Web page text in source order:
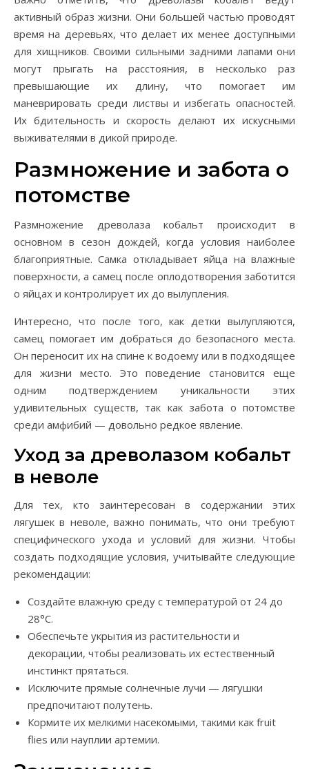
активный образ жизни. Они большей частью проводят
время на деревьях, что делает их менее доступными
для хищников. Своими сильными задними лапами они
могут прыгать на расстояния, в несколько раз
превышающие их длину, что помогает им
маневрировать среди листвы и избегать опасностей.
Их бдительность и скорость делают их искусными
выживателями в дикой природе.
Размножение и забота о
потомстве
Размножение древолаза кобальт происходит в
основном в сезон дождей, когда условия наиболее
благоприятные. Самка откладывает яйца на влажные
поверхности, а самец после оплодотворения заботится
о яйцах и контролирует их до вылупления.
Интересно, что после того, как детки вылупляются,
самец помогает им добраться до безопасного места.
Он переносит их на спине к водоему или в подходящее
для жизни место. Это поведение становится еще
одним подтверждением уникальности этих
удивительных существ, так как забота о потомстве
среди амфибий — довольно редкое явление.
Уход за древолазом кобальт
в неволе
Для тех, кто заинтересован в содержании этих
лягушек в неволе, важно понимать, что они требуют
специфического ухода и условий для жизни. Чтобы
создать подходящие условия, учитывайте следующие
рекомендации:
Создайте влажную среду с температурой от 24 до
28°C.
Обеспечьте укрытия из растительности и
декорации, чтобы реализовать их естественный
инстинкт прятаться.
Исключите прямые солнечные лучи — лягушки
предпочитают полутень.
Кормите их мелкими насекомыми, такими как fruit
flies или науплии артемии.